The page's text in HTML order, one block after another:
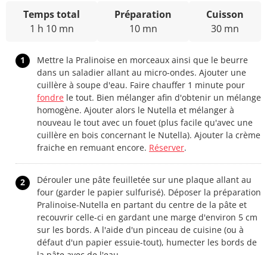
Temps total
1 h 10 mn
Préparation
10 mn
Cuisson
30 mn
1
Mettre la Pralinoise en morceaux ainsi que le beurre
dans un saladier allant au micro-ondes. Ajouter une
cuillère à soupe d'eau. Faire chauffer 1 minute pour
fondre le tout. Bien mélanger afin d'obtenir un mélange
homogène. Ajouter alors le Nutella et mélanger à
nouveau le tout avec un fouet (plus facile qu'avec une
cuillère en bois concernant le Nutella). Ajouter la crème
fraiche en remuant encore. Réserver.
2
Dérouler une pâte feuilletée sur une plaque allant au
four (garder le papier sulfurisé). Déposer la préparation
Pralinoise-Nutella en partant du centre de la pâte et
recouvrir celle-ci en gardant une marge d'environ 5 cm
sur les bords. A l'aide d'un pinceau de cuisine (ou à
défaut d'un papier essuie-tout), humecter les bords de